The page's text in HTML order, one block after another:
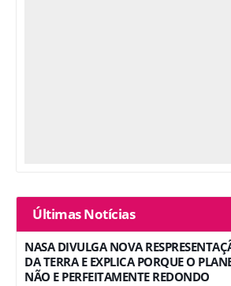
Últimas Notícias
NASA DIVULGA NOVA
DA TERRA E EXPLICA PORQUE O
NÃO E PERFEITAMENTE REDONDO